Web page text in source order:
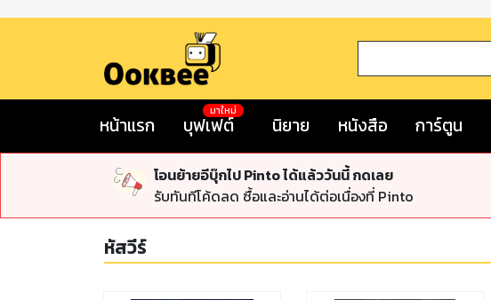
หน้าแรก บุฟเฟต์
มาใหม่
นิยาย หนังสือ การ์ตูน
โอนย้ายอีบุ๊กไป Pinto ได้แล้ววันนี้ กดเลย
รับทันทีโค้ดลด ซื้อและอ่านได้ต่อเนื่องที่ Pinto
หัสวีร์